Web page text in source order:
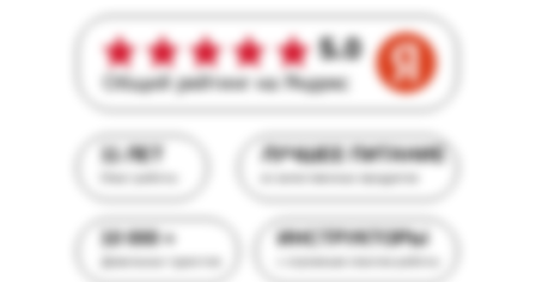
Общий рейтинг на Яндекс
5.0
10 000 +
11 ЛЕТ
ИНСТРУКТОРЫ
ЛУЧШЕЕ ПИТАНИЕ